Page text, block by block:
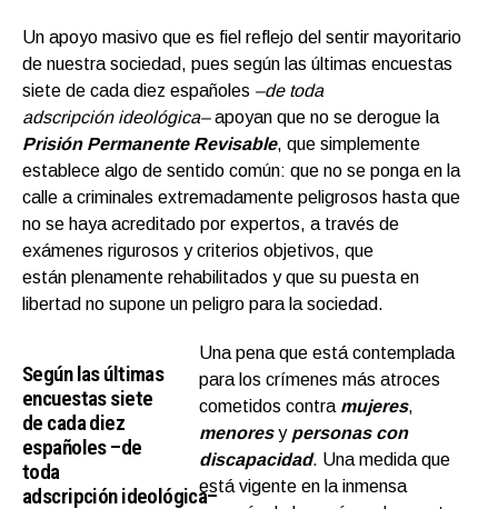
Un apoyo masivo que es fiel reflejo del sentir mayoritario
de nuestra sociedad, pues según las últimas encuestas
siete de cada diez españoles –de toda
adscripción ideológica–apoyan que no se derogue la
Prisión Permanente Revisable, que simplemente
establece algo de sentido común: que no se ponga en la
calle a criminales extremadamente peligrosos hasta que
no se haya acreditado por expertos, a través de
exámenes rigurosos y criterios objetivos, que
están plenamente rehabilitados y que su puesta en
libertad no supone un peligro para la sociedad.
Según las últimas
encuestas siete
de cada diez
españoles –de
toda
adscripción ideológica–
Una pena que está contemplada
para los crímenes más atroces
cometidos contra mujeres,
menoresy personas con
discapacidad. Una medida que
está vigente en la inmensa